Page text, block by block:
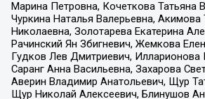
Марина Петровна, Кочеткова Татьяна
Чуркина Наталья Валерьевна, Акимова
Николаевна, Золотарева Екатерина
Рачинский Ян Збигневич, Жемкова
Гудков Лев Дмитриевич,
Саранг Анна Васильевна, Захарова
Аверин Владимир Анатольевич, Щур
Щур Николай Алексеевич, Блинушов